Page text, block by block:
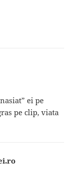
ei pe
pe clip, viata